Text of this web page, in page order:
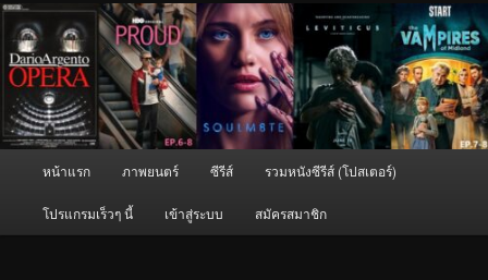
หน้าแรก ภาพยนตร์ ซีรีส์ รวมหนังซีรีส์ (โปสเตอร์)
โปรแกรมเร็วๆ นี้ เข้าสู่ระบบ สมัครสมาชิก